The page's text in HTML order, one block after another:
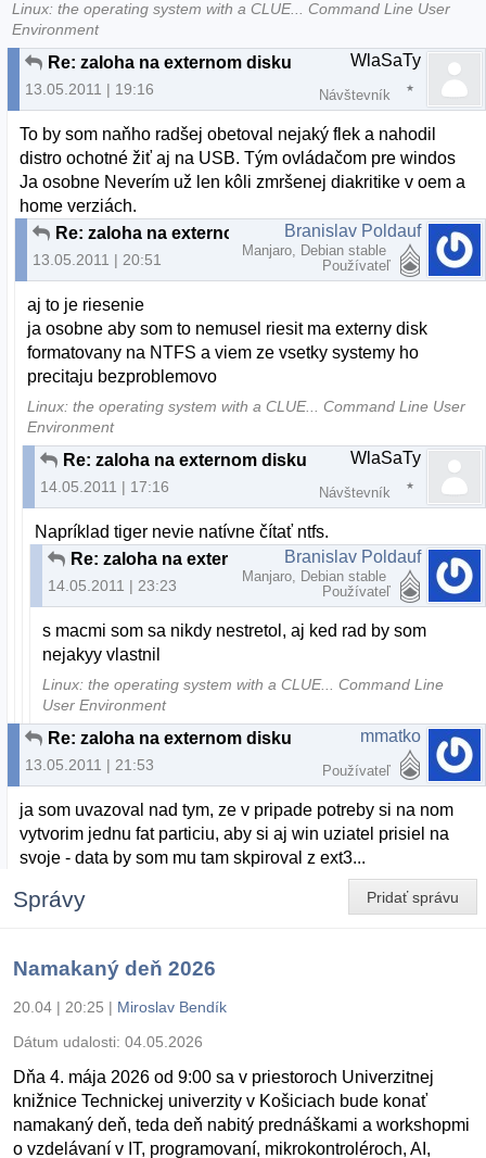
Linux: the operating system with a CLUE... Command Line User
Environment
Re: zaloha na externom disku
13.05.2011 | 19:16
WlaSaTy
Návštevník
To by som naňho radšej obetoval nejaký flek a nahodil
distro ochotné žiť aj na USB. Tým ovládačom pre windos
Ja osobne Neverím už len kôli zmršenej diakritike v oem a
home verziách.
Re: zaloha na externom disku
13.05.2011 | 20:51
Branislav Poldauf
Manjaro, Debian stable
Používateľ
aj to je riesenie
ja osobne aby som to nemusel riesit ma externy disk
formatovany na NTFS a viem ze vsetky systemy ho
precitaju bezproblemovo
Linux: the operating system with a CLUE... Command Line User
Environment
Re: zaloha na externom disku
14.05.2011 | 17:16
WlaSaTy
Návštevník
Napríklad tiger nevie natívne čítať ntfs.
Re: zaloha na externom disku
14.05.2011 | 23:23
Branislav Poldauf
Manjaro, Debian stable
Používateľ
s macmi som sa nikdy nestretol, aj ked rad by som
nejakyy vlastnil
Linux: the operating system with a CLUE... Command Line
User Environment
Re: zaloha na externom disku
13.05.2011 | 21:53
mmatko
Používateľ
ja som uvazoval nad tym, ze v pripade potreby si na nom
vytvorim jednu fat particiu, aby si aj win uziatel prisiel na
svoje - data by som mu tam skpiroval z ext3...
Pridať správu
Správy
Namakaný deň 2026
20.04 | 20:25 | Miroslav Bendík
Dátum udalosti: 04.05.2026
Dňa 4. mája 2026 od 9:00 sa v priestoroch Univerzitnej
knižnice Technickej univerzity v Košiciach bude konať
namakaný deň, teda deň nabitý prednáškami a workshopmi
o vzdelávaní v IT, programovaní, mikrokontroléroch, AI,